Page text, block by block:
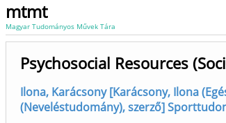
mtmt
Magyar Tudományos Művek Tára
Psychosocial Resources
Ilona, Karácsony [Karácsony, Ilona
(Neveléstudomány), szerző]